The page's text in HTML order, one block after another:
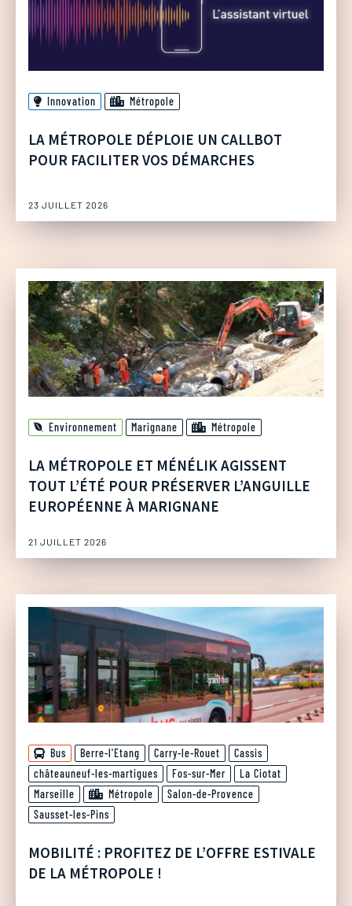
Innovation Métropole
LA MÉTROPOLE DÉPLOIE UN CALLBOT
POUR FACILITER VOS DÉMARCHES
23 JUILLET 2026
Environnement Marignane Métropole
LA MÉTROPOLE ET MÉNÉLIK AGISSENT
TOUT L’ÉTÉ POUR PRÉSERVER L’ANGUILLE
EUROPÉENNE À MARIGNANE
21 JUILLET 2026
Bus Berre-l'Etang Carry-le-Rouet
Cassis
châteauneuf-les-martigues
Fos-sur-Mer
La Ciotat
Marseille
Métropole
Salon-de-Provence
Sausset-les-Pins
MOBILITÉ : PROFITEZ DE L’OFFRE ESTIVALE
DE LA MÉTROPOLE !